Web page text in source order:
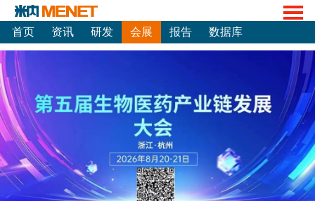
首页 资讯 研发 会展 报告 数据库